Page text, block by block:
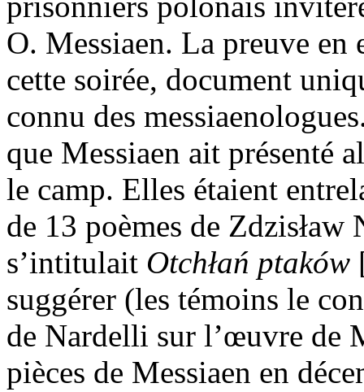
O. Messiaen. La preuve en
cette soirée, document
connu des
que Messiaen ait présenté
le camp. Elles étaient
de 13 poèmes de
s’intitulait Otchłań ptaków
suggérer (les témoins le
de Nardelli sur l’œuvre de
pièces de Messiaen en